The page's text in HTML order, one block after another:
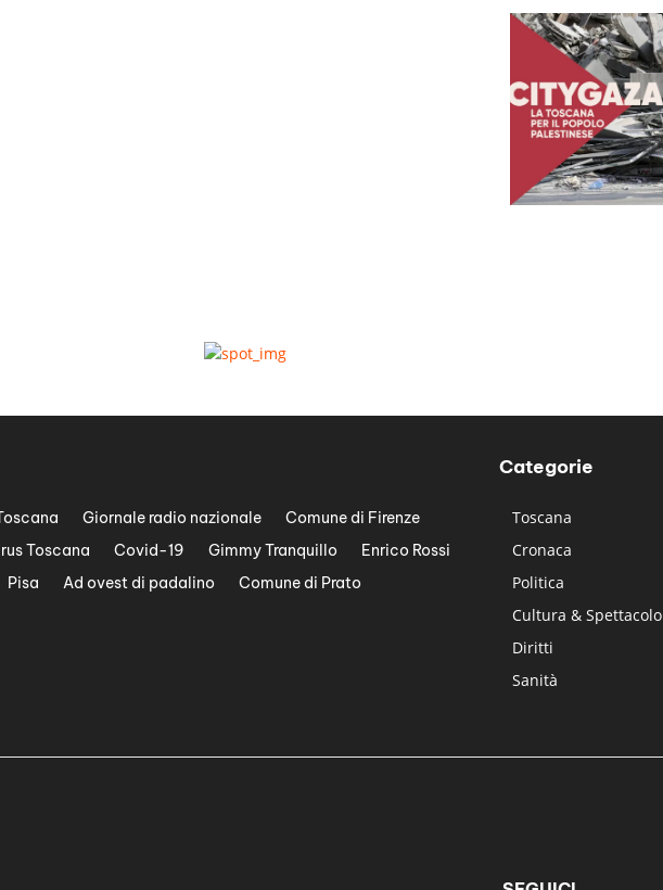
Giornale radio nazionale
Comune di Firenze
Toscana Covid-19 Gimmy Tranquillo
Enrico Rossi
Pisa Ad ovest di padalino
Comune di Prato
Categorie
Toscana
Cronaca
Politica
Cultura & Spettacolo
Diritti
Sanità